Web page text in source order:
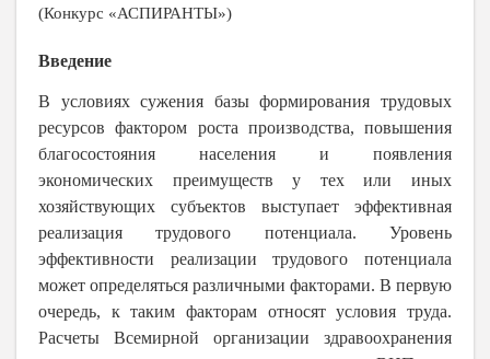
(Конкурс «АСПИРАНТЫ»)
Введение
В условиях сужения базы формирования трудовых
ресурсов фактором роста производства, повышения
благосостояния населения и появления
экономических преимуществ у тех или иных
хозяйствующих субъектов выступает эффективная
реализация трудового потенциала. Уровень
эффективности реализации трудового потенциала
может определяться различными факторами. В первую
очередь, к таким факторам относят условия труда.
Расчеты Всемирной организации здравоохранения